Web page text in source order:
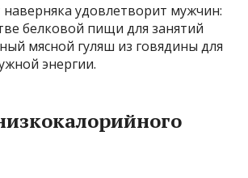
удовлетворит мужчин:
белковой пищи для занятий
мясной гуляш из говядины для
энергии.